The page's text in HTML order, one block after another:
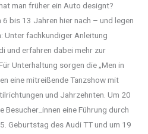
man früher ein Auto designt?
bis 13 Jahren hier nach – und legen
Unter fachkundiger Anleitung
und erfahren dabei mehr zur
Unterhaltung sorgen die „Men in
eine mitreißende Tanzshow mit
und Jahrzehnten. Um 20
eine Führung durch
Geburtstag des Audi TT und um 19